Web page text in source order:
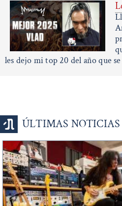
les dejo mi top 20 del año que
ÚLTIMAS NOTICIAS